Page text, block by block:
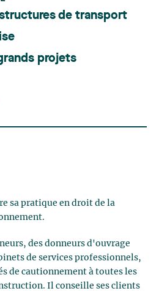
de transport
projets
sa pratique en droit de la
des donneurs d'ouvrage
de services professionnels,
de cautionnement à toutes les
Il conseille ses clients